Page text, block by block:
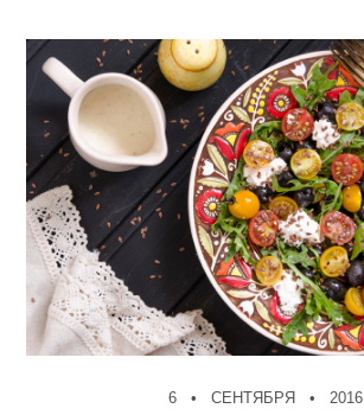
6 СЕНТЯБРЯ 2016